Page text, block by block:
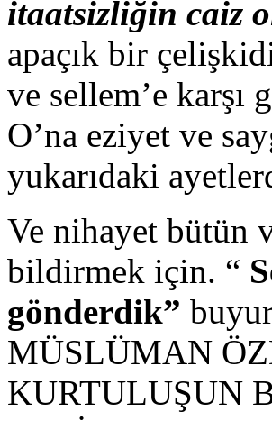
itaatsizliğin caiz
apaçık bir
ve sellem’e karşı
O’na eziyet ve
yukarıdaki
Ve nihayet bütün
bildirmek için. “
gönderdik”
MÜSLÜMAN
KURTULUŞUN